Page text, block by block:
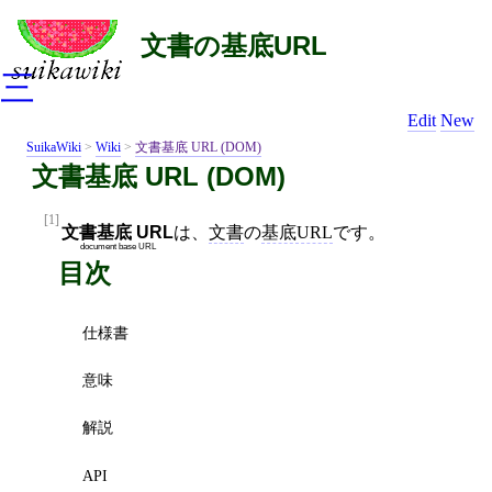
文書の基底URL
Edit New
SuikaWiki > Wiki > 文書基底 URL (DOM)
文書基底 URL (DOM)
[1]
文書基底 URL
document base URL
は、 文書の基底URLです。
目次
仕様書
意味
解説
API
三